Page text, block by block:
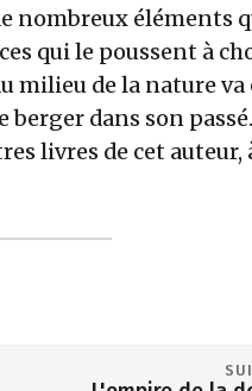
nombreux éléments
qui le poussent à
milieu de la nature va
dans son
livres de cet auteur,